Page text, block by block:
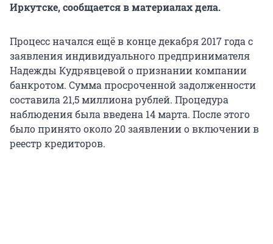
Иркутске, сообщается в материалах дела.
Процесс начался ещё в конце декабря 2017 года с
заявления индивидуального предпринимателя
Надежды Кудрявцевой о признании компании
банкротом. Сумма просроченной задолженности
составила 21,5 миллиона рублей. Процедура
наблюдения была введена 14 марта. После этого
было принято около 20 заявлении о включении в
реестр кредиторов.